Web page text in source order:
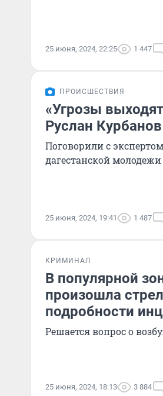
25 июня, 2024, 22:25 1 447
ПРОИСШЕСТВИЯ
«Угрозы
Руслан
Поговорили с
дагестанской молодежи
25 июня, 2024, 19:41 1 487
КРИМИНАЛ
В популярной
произошла
подробности
Решается вопрос о
25 июня, 2024, 18:13 3 884